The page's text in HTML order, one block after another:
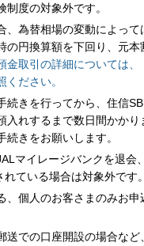
度の対象外です。
、為替相場の変動によって
の円換算額を下回り、元本
金取引の詳細については、
ださい。
続きを行ってから、住信
入れするまで数日間かかり
続きをお願いします。
マイレージバンクを退会
ている場合は対象外です。
、個人のお客さまのみお申
送での口座開設の場合など